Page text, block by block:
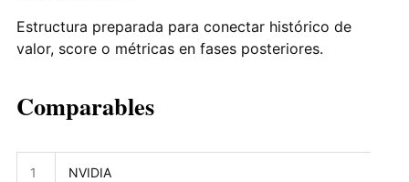
Estructura preparada para conectar histórico de
valor, score o métricas en fases posteriores.
Comparables
1 NVIDIA